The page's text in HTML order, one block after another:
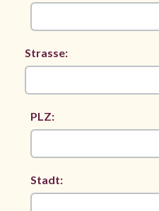
Strasse:
PLZ:
Stadt: